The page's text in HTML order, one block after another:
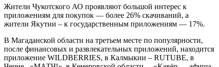
Жители Чукотского АО проявляют большой интерес к
приложениям для покупок — более 26% скачиваний, а
жители Якутии – к государственным приложениям — 17%.
В Магаданской области на третьем месте по популярности,
после финансовых и развлекательных приложений, находится
приложение WILDBERRIES, в Калмыкии – RUTUBE, в